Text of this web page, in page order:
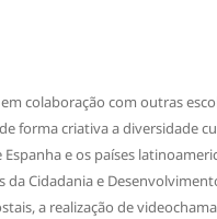
colaboração com outras
forma criativa a diversidade
e os países
Cidadania e
a realização de